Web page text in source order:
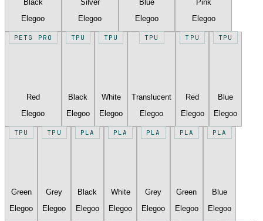
Black
Elegoo
Silver
Elegoo
Blue
Elegoo
Pink
Elegoo
PETG PRO
Red
Elegoo
TPU
Black
Elegoo
TPU
White
Elegoo
TPU
Translucent
Elegoo
TPU
Red
Elegoo
TPU
Blue
Elegoo
TPU
Green
Elegoo
TPU
Grey
Elegoo
PLA
Black
Elegoo
PLA
White
Elegoo
PLA
Grey
Elegoo
PLA
Green
Elegoo
PLA
Blue
Elegoo